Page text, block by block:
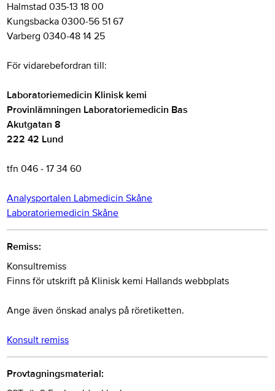
Halmstad 035-13 18 00
Kungsbacka 0300-56 51 67
Varberg 0340-48 14 25
För vidarebefordran till:
Laboratoriemedicin Klinisk kemi
Provinlämningen Laboratoriemedicin Bas
Akutgatan 8
222 42 Lund
tfn 046 - 17 34 60
Analysportalen Labmedicin Skåne
Laboratoriemedicin Skåne
Remiss:
Konsultremiss
Finns för utskrift på Klinisk kemi Hallands webbplats
Ange även önskad analys på röretiketten.
Konsult remiss
Provtagningsmaterial: